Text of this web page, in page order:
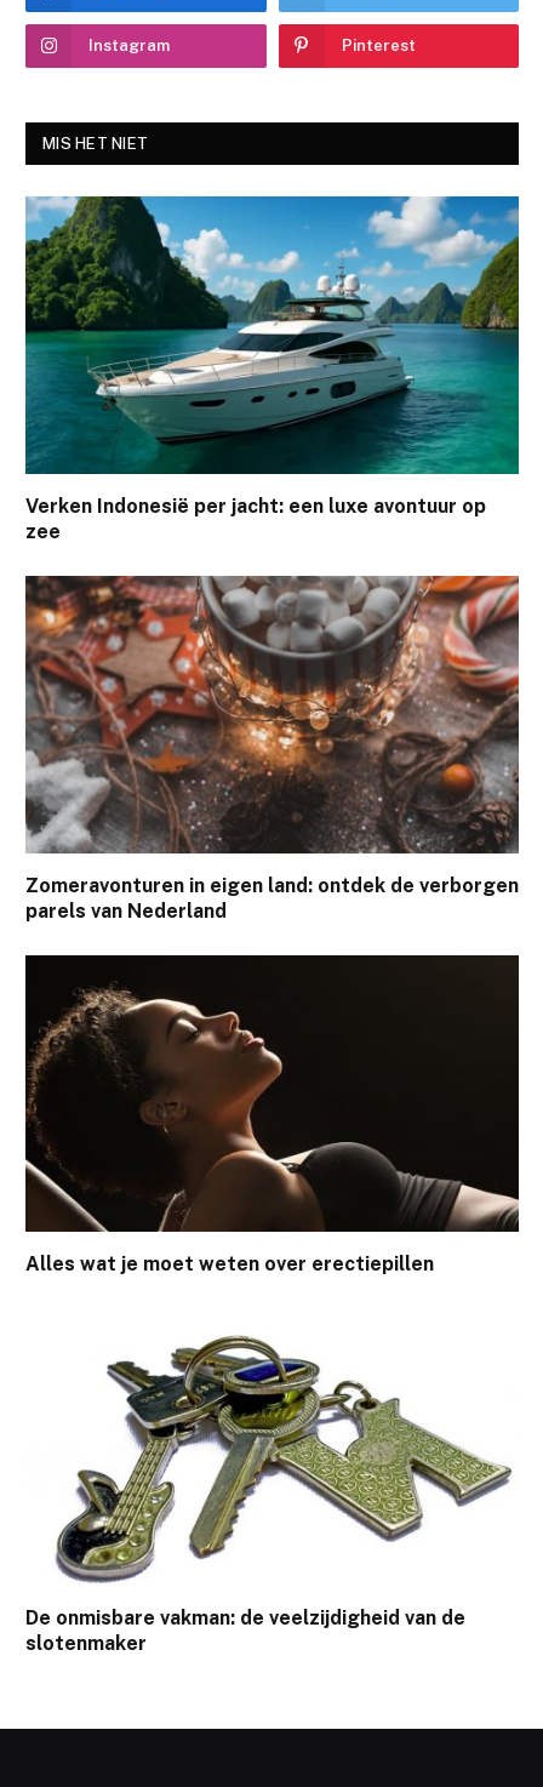
Instagram Pinterest
MIS HET NIET
Verken Indonesië per jacht: een luxe avontuur op
zee
Zomeravonturen in eigen land: ontdek de verborgen
parels van Nederland
Alles wat je moet weten over erectiepillen
De onmisbare vakman: de veelzijdigheid van de
slotenmaker